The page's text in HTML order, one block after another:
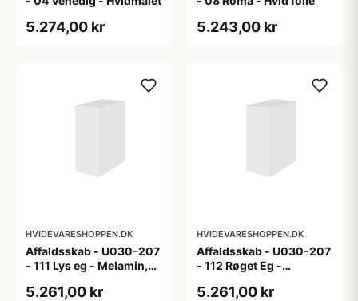
5.274,00 kr 5.243,00 kr
HVIDEVARESHOPPEN.DK
Affaldsskab - U030-207
- 111 Lys eg - Melamin,
5.261,00 kr
HVIDEVARESHOPPEN.DK
Affaldsskab - U030-207
- 112 Røget Eg -
5.261,00 kr